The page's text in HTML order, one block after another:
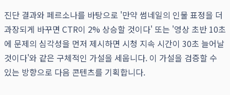
진단 결과와 페르소나를 바탕으로 '만약 썸네일의 인물 표정을 더
과장되게 바꾸면 CTR이 2% 상승할 것이다' 또는 '영상 초반 10초
에 문제의 심각성을 먼저 제시하면 시청 지속 시간이 30초 늘어날
것이다'와 같은 구체적인 가설을 세웁니다. 이 가설을 검증할 수
있는 방향으로 다음 콘텐츠를 기획합니다.